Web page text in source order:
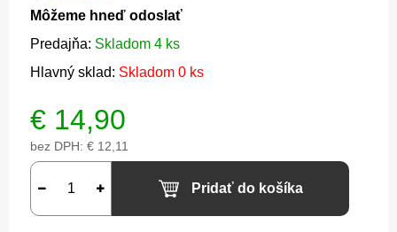
Môžeme hneď odoslať
Predajňa: Skladom 4 ks
Hlavný sklad: Skladom 0 ks
€ 14,90
bez DPH: € 12,11
Pridať do košíka